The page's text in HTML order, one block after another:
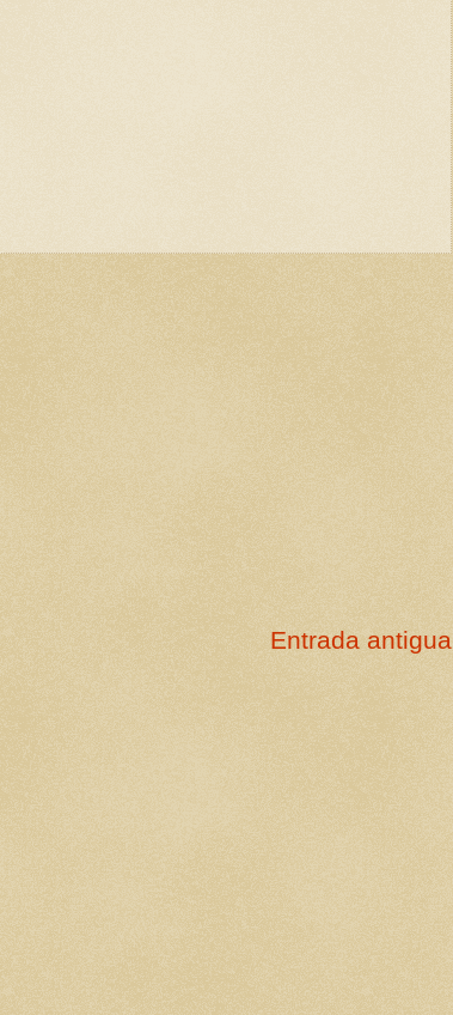
Entrada antigua